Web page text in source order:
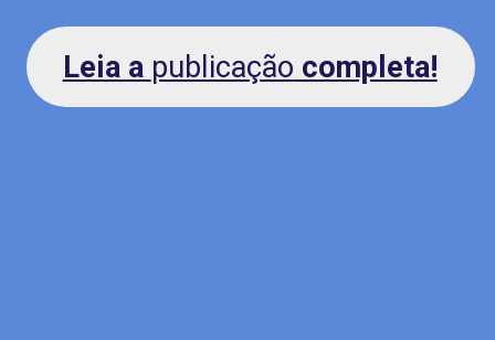
Leia a publicação completa!